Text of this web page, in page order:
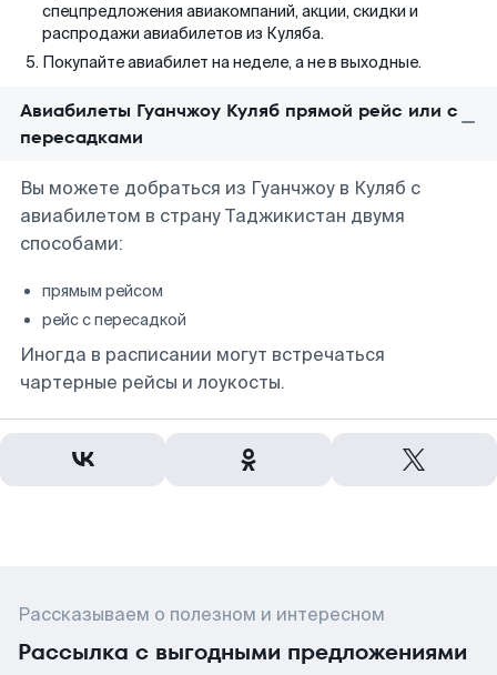
спецпредложения авиакомпаний, акции, скидки и
распродажи авиабилетов из Куляба.
Покупайте авиабилет на неделе, а не в выходные.
Авиабилеты Гуанчжоу Куляб прямой рейс или с
пересадками
Вы можете добраться из Гуанчжоу в Куляб с
авиабилетом в страну Таджикистан двумя
способами:
прямым рейсом
рейс с пересадкой
Иногда в расписании могут встречаться
чартерные рейсы и лоукосты.
Рассказываем о полезном и интересном
Рассылка с выгодными предложениями